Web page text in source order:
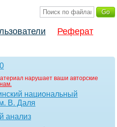
Реферат
нарушает ваши авторские
национальный
В. Даля
анализ